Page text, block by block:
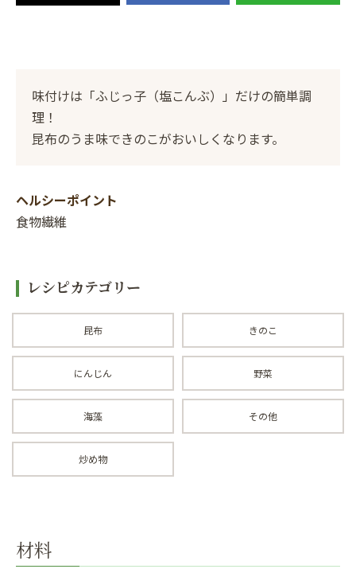
味付けは「ふじっ子（塩こんぶ）」だけの簡単調
理！
昆布のうま味できのこがおいしくなります。
ヘルシーポイント
食物繊維
レシピカテゴリー
昆布 きのこ
にんじん 野菜
海藻 その他
炒め物
材料